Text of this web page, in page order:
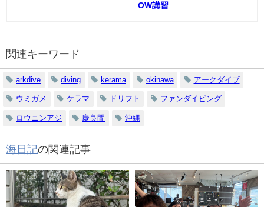
OW講習
関連キーワード
arkdive diving kerama okinawa アークダイブ
ウミガメ ケラマ ドリフト ファンダイビング
ロウニンアジ 慶良間 沖縄
海日記の関連記事